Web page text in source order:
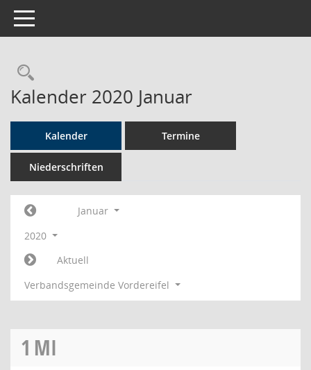
Toggle navigation
Rechercheauswahl
Kalender 2020 Januar
Kalender Termine
Niederschriften
Januar
2020
Aktuell
Verbandsgemeinde Vordereifel
1 MI